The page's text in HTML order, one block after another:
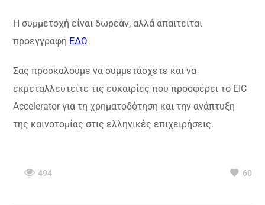
Η συμμετοχή είναι δωρεάν, αλλά απαιτείται
προεγγραφή ΕΔΩ
Σας προσκαλούμε να συμμετάσχετε και να
εκμεταλλευτείτε τις ευκαιρίες που προσφέρει το EIC
Accelerator για τη χρηματοδότηση και την ανάπτυξη
της καινοτομίας στις ελληνικές επιχειρήσεις.
494 60